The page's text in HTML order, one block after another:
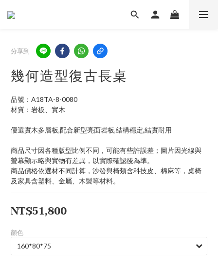
分享到
幾何造型復古長桌
品號：A18TA-8-0080
材質：岩板、實木
優選實木多層板,配合新型亮面岩板,結構穩定,結實耐用
商品尺寸因各種版型比例不同，可能有些許誤差；圖片因光線與
螢幕顯示略與實物有差異，以實際確認後為準。
商品價格依選材不同計算，沙發與椅類含科技皮、棉麻等，桌椅
及家具含塑料、金屬、木製等材料。
NT$51,800
顏色